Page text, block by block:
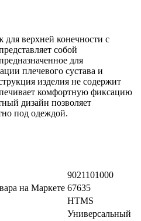
верхней конечности с
собой
для
плечевого сустава и
изделия не содержит
комфортную фиксацию
дизайн позволяет
под одеждой.
9021101000
на Маркете 67635
HTMS
Универсальный